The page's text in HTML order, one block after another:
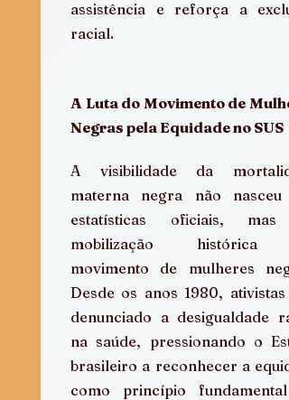
assistência e reforça a
racial.
A Luta do Movimento de
Negras pela Equidade no SUS
A visibilidade da
materna negra não nasceu
estatísticas oficiais, mas
mobilização histórica
movimento de mulheres
Desde os anos 1980, ativistas
denunciado a desigualdade
na saúde, pressionando o
brasileiro a reconhecer a
como princípio fundamental